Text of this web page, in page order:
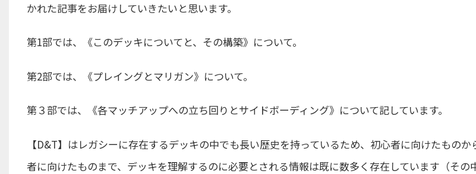
かれた記事をお届けしていきたいと思います。
第1部では、《このデッキについてと、その構築》について。
第2部では、《プレイングとマリガン》について。
第３部では、《各マッチアップへの立ち回りとサイドボーディング》について記しています。
【D&T】はレガシーに存在するデッキの中でも長い歴史を持っているため、初心者に向けたものか
者に向けたものまで、デッキを理解するのに必要とされる情報は既に数多く存在しています（その